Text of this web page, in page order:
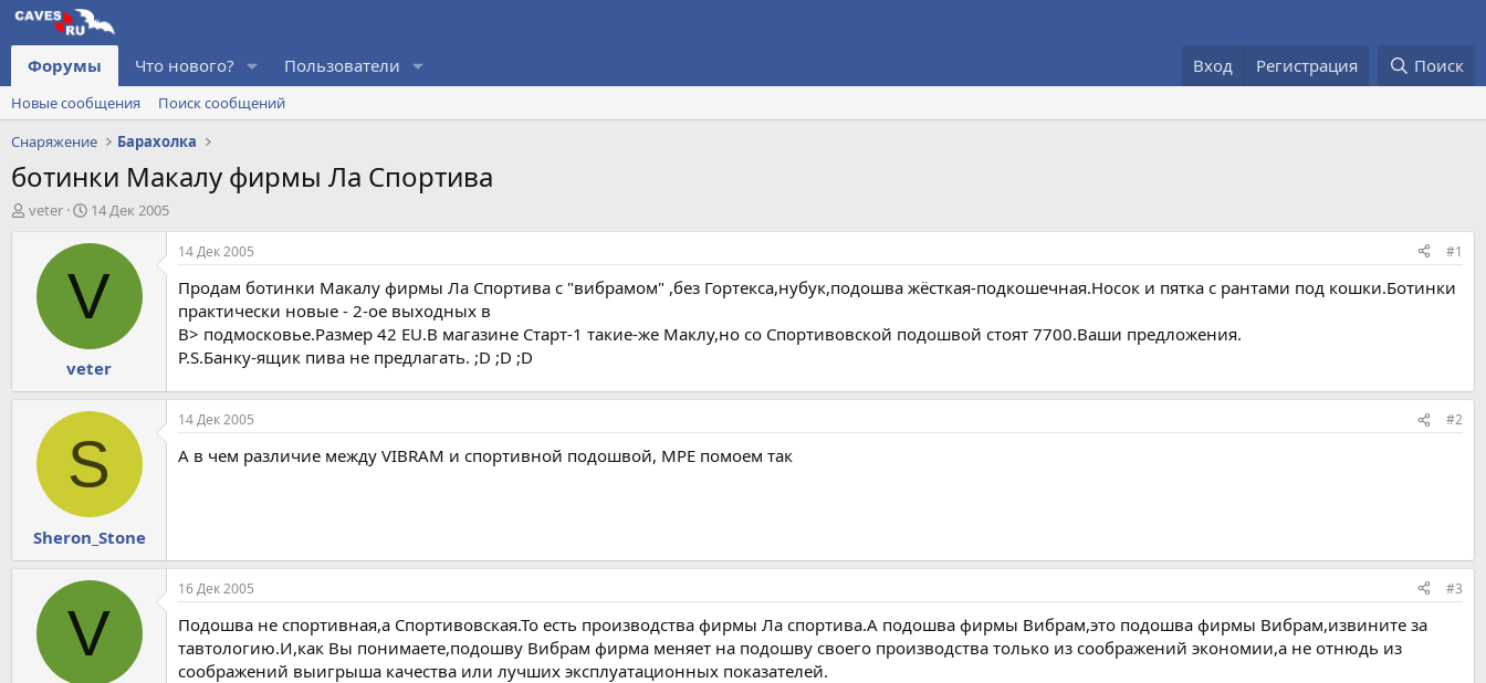
Форумы Что нового? Пользователи Вход Регистрация Поиск
Новые сообщения
Поиск сообщений
Снаряжение
Барахолка
ботинки Макалу фирмы Ла Спортива
А
veter
Д
т
н
а
а
л
а
14 Дек 2005
V
veter
14 Дек 2005 #1
Продам ботинки Макалу фирмы Ла Спортива с "вибрамом" ,без Гортекса,нубук,подошва жёсткая-подкошечная.Носок и пятка с рантами под кошки.Ботинки
практически новые - 2-ое выходных в
В> подмосковье.Размер 42 EU.В магазине Старт-1 такие-же Маклу,но со Спортивовской подошвой стоят 7700.Ваши предложения.
P.S.Банку-ящик пива не предлагать. ;D ;D ;D
S
Sheron_Stone
14 Дек 2005 #2
А в чем различие между VIBRAM и спортивной подошвой, MPE помоем так
V
16 Дек 2005 #3
Подошва не спортивная,а Спортивовская.То есть производства фирмы Ла спортива.А подошва фирмы Вибрам,это подошва фирмы Вибрам,извините за
тавтологию.И,как Вы понимаете,подошву Вибрам фирма меняет на подошву своего производства только из соображений экономии,а не отнюдь из
соображений выигрыша качества или лучших эксплуатационных показателей.